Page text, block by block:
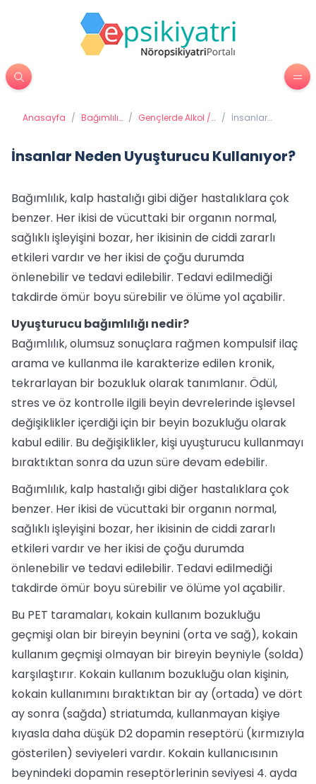
Anasayfa / Bağımlılık / Gençlerde Alkol /
/ İnsanlar
Kullanıyor?
İnsanlar Neden Uyuşturucu Kullanıyor?
Bağımlılık, kalp hastalığı gibi diğer hastalıklara çok
benzer. Her ikisi de vücuttaki bir organın normal,
sağlıklı işleyişini bozar, her ikisinin de ciddi zararlı
etkileri vardır ve her ikisi de çoğu durumda
önlenebilir ve tedavi edilebilir. Tedavi edilmediği
takdirde ömür boyu sürebilir ve ölüme yol açabilir.
Uyuşturucu bağımlılığı nedir?
Bağımlılık, olumsuz sonuçlara rağmen kompulsif ilaç
arama ve kullanma ile karakterize edilen kronik,
tekrarlayan bir bozukluk olarak tanımlanır. Ödül,
stres ve öz kontrolle ilgili beyin devrelerinde işlevsel
değişiklikler içerdiği için bir beyin bozukluğu olarak
kabul edilir. Bu değişiklikler, kişi uyuşturucu kullanmayı
bıraktıktan sonra da uzun süre devam edebilir.
Bağımlılık, kalp hastalığı gibi diğer hastalıklara çok
benzer. Her ikisi de vücuttaki bir organın normal,
sağlıklı işleyişini bozar, her ikisinin de ciddi zararlı
etkileri vardır ve her ikisi de çoğu durumda
önlenebilir ve tedavi edilebilir. Tedavi edilmediği
takdirde ömür boyu sürebilir ve ölüme yol açabilir.
Bu PET taramaları, kokain kullanım bozukluğu
geçmişi olan bir bireyin beynini (orta ve sağ), kokain
kullanım geçmişi olmayan bir bireyin beyniyle (solda)
karşılaştırır. Kokain kullanım bozukluğu olan kişinin,
kokain kullanımını bıraktıktan bir ay (ortada) ve dört
ay sonra (sağda) striatumda, kullanmayan kişiye
kıyasla daha düşük D2 dopamin reseptörü (kırmızıyla
gösterilen) seviyeleri vardır. Kokain kullanıcısının
beynindeki dopamin reseptörlerinin seviyesi 4. ayda